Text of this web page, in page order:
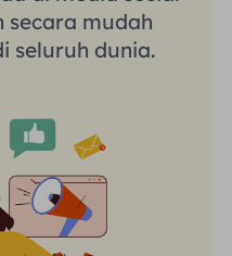
secara mudah
seluruh dunia.